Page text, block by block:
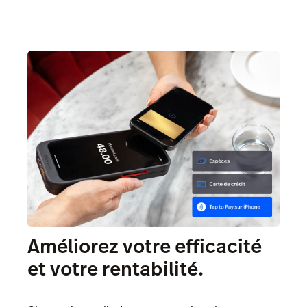
Améliorez votre efficacité
et votre rentabilité.